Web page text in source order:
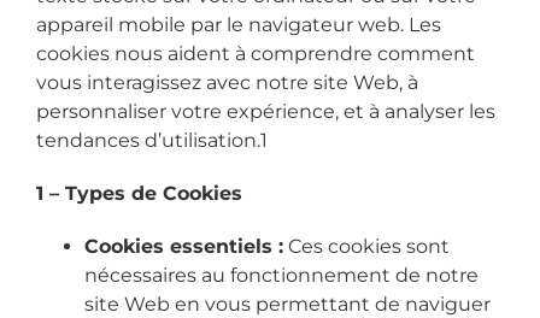
appareil mobile par le navigateur web. Les
cookies nous aident à comprendre comment
vous interagissez avec notre site Web, à
personnaliser votre expérience, et à analyser les
tendances d’utilisation.1
1 – Types de Cookies
Cookies essentiels : Ces cookies sont
nécessaires au fonctionnement de notre
site Web en vous permettant de naviguer